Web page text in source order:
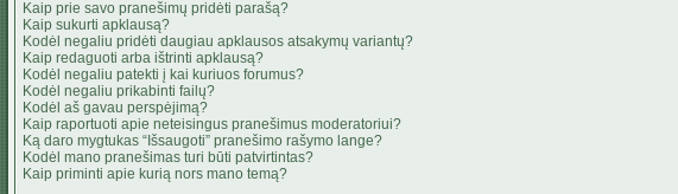
Kaip prie savo pranešimų pridėti parašą?
Kaip sukurti apklausą?
Kodėl negaliu pridėti daugiau apklausos atsakymų variantų?
Kaip redaguoti arba ištrinti apklausą?
Kodėl negaliu patekti į kai kuriuos forumus?
Kodėl negaliu prikabinti failų?
Kodėl aš gavau perspėjimą?
Kaip raportuoti apie neteisingus pranešimus moderatoriui?
Ką daro mygtukas “Išsaugoti” pranešimo rašymo lange?
Kodėl mano pranešimas turi būti patvirtintas?
Kaip priminti apie kurią nors mano temą?